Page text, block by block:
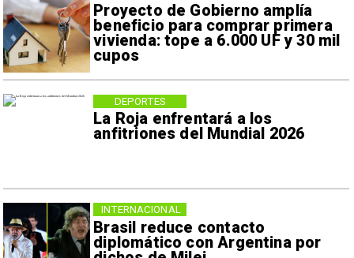
Proyecto de Gobierno amplía
beneficio para comprar primera
vivienda: tope a 6.000 UF y 30 mil
cupos
La Roja enfrentará a los
anfitriones del Mundial 2026
DEPORTES
Brasil reduce contacto
diplomático con Argentina por
INTERNACIONAL